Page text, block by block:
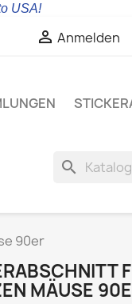
USA!
 Anmelden
search
90er
MÄUSE